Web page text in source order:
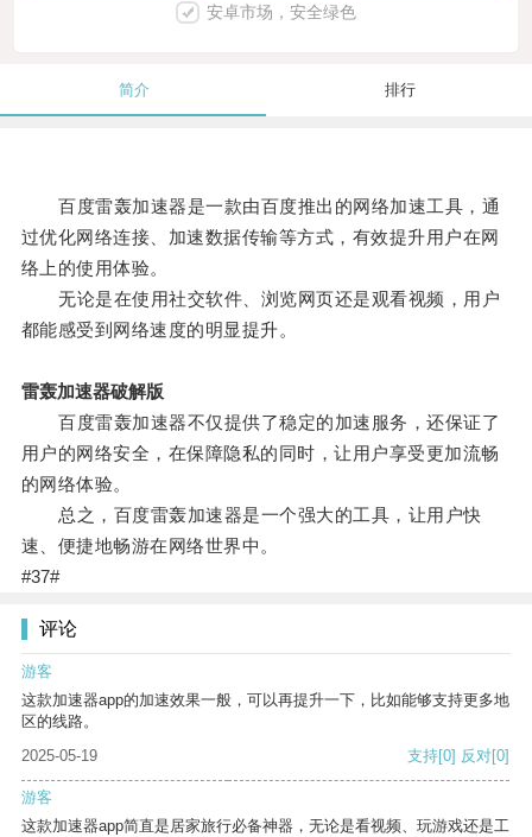
安卓市场，安全绿色
简介 排行
百度雷轰加速器是一款由百度推出的网络加速工具，通
过优化网络连接、加速数据传输等方式，有效提升用户在网
络上的使用体验。
无论是在使用社交软件、浏览网页还是观看视频，用户
都能感受到网络速度的明显提升。
雷轰加速器破解版
百度雷轰加速器不仅提供了稳定的加速服务，还保证了
用户的网络安全，在保障隐私的同时，让用户享受更加流畅
的网络体验。
总之，百度雷轰加速器是一个强大的工具，让用户快
速、便捷地畅游在网络世界中。
#37#
评论
游客
这款加速器app的加速效果一般，可以再提升一下，比如能够支持更多地
区的线路。
2025-05-19
支持[0] 反对[0]
游客
这款加速器app简直是居家旅行必备神器，无论是看视频、玩游戏还是工